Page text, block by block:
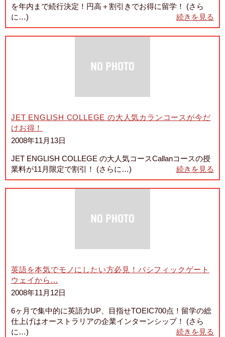
を年内まで続行決定！円高＋割引きでお得に留学！ (さら
に…)
続きを見る
JET ENGLISH COLLEGE の大人気カランコースが今だ
けお得！
2008年11月13日
JET ENGLISH COLLEGE の大人気コースCallanコースの授
業料が11月限定で割引！ (さらに…)
続きを見る
英語を本気でモノにしたい方必見！パシフィックゲート
ウェイから...
2008年11月12日
6ヶ月で集中的に英語力UP、目指せTOEIC700点！留学の総
仕上げはオーストラリアの企業インターンシップ！ (さら
に…)
続きを見る